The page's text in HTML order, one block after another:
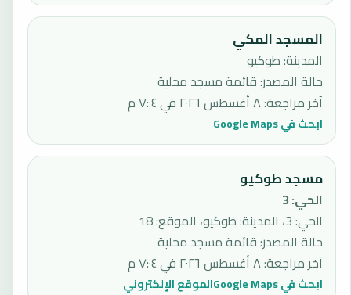
المسجد المكي
المدينة: طوكيو
حالة المصدر:قائمة مسجد محلية
آخر مراجعة:٨ أغسطس ٢٠٢٦ في ٧:٠٤ م
ابحث في Google Maps
مسجد طوكيو
الحي:
3
الحي: 3، المدينة: طوكيو، الموقع: 18
حالة المصدر:قائمة مسجد محلية
آخر مراجعة:٨ أغسطس ٢٠٢٦ في ٧:٠٤ م
ابحث في Google Maps الموقع الإلكتروني